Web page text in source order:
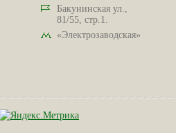
Бакунинская ул.,
81/55, стр.1.
«Электрозаводская»